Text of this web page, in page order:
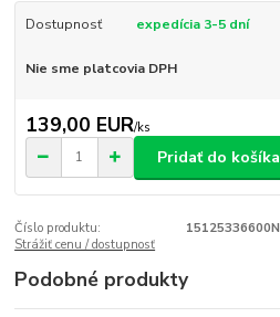
Dostupnosť expedícia 3-5 dní
Nie sme platcovia DPH
139,00 EUR/ks
Pridať do košíka
Číslo produktu:
15125336600N
Strážiť cenu / dostupnosť
Podobné produkty